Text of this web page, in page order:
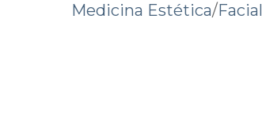
Medicina Estética/Facial